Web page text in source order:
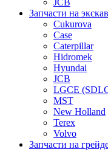
JCB
Запчасти на
Cukurova
Case
Caterpillar
Hidromek
Hyundai
JCB
LGCE
MST
New Holland
Terex
Volvo
Запчасти на